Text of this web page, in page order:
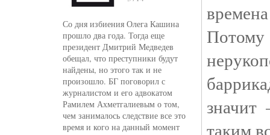
Со дня избиения Олега Кашина
прошло два года. Тогда еще
президент Дмитрий Медведев
обещал, что преступники будут
найдены, но этого так и не
произошло. БГ поговорил с
журналистом и его адвокатом
Рамилем Ахметгалиевым о том,
чем занималось следствие все это
время и кого на данный момент
таким